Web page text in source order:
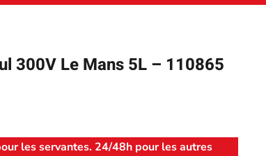
300V Le Mans 5L – 110865
les servantes. 24/48h pour les autres